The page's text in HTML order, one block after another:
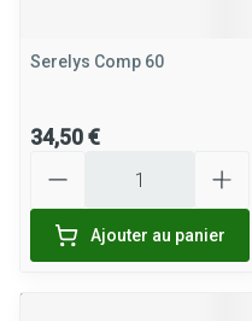
Serelys Comp 60
34,50 €
Ajouter au panier